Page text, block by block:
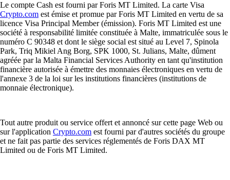
Le compte Cash est fourni par Foris MT Limited. La carte Visa
Crypto.com est émise et promue par Foris MT Limited en vertu de sa
licence Visa Principal Member (émission). Foris MT Limited est une
société à responsabilité limitée constituée à Malte, immatriculée sous le
numéro C 90348 et dont le siège social est situé au Level 7, Spinola
Park, Triq Mikiel Ang Borg, SPK 1000, St. Julians, Malte, dûment
agréée par la Malta Financial Services Authority en tant qu'institution
financière autorisée à émettre des monnaies électroniques en vertu de
l'annexe 3 de la loi sur les institutions financières (institutions de
monnaie électronique).
Tout autre produit ou service offert et annoncé sur cette page Web ou
sur l'application Crypto.com est fourni par d'autres sociétés du groupe
et ne fait pas partie des services réglementés de Foris DAX MT
Limited ou de Foris MT Limited.